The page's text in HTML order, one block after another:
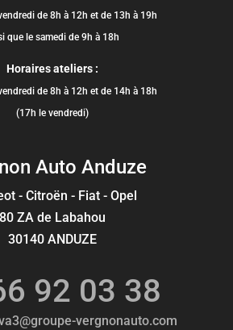
de 8h à 12h et de 13h à 19h
que le samedi de 9h à 18h
Horaires ateliers :
de 8h à 12h et de 14h à 18h
(17h le vendredi)
Auto Anduze
- Citroën - Fiat - Opel
80 ZA de Labahou
30140 ANDUZE
92 03 38
vergnonauto.com